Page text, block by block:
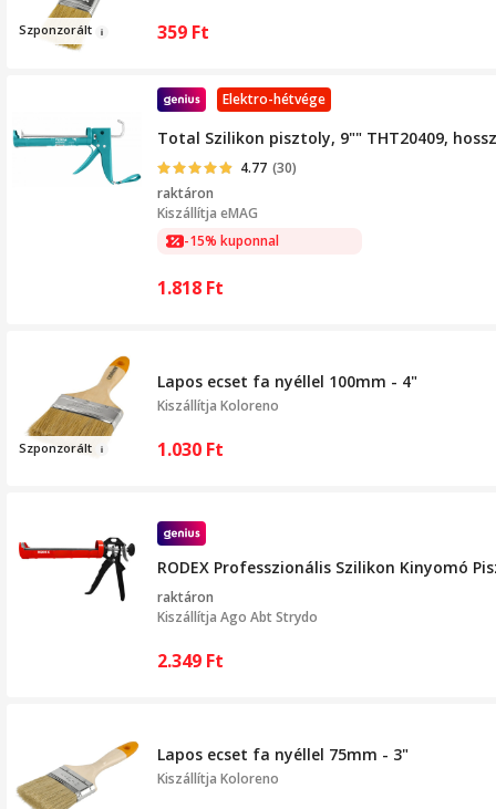
Szponzorált 359 Ft
Elektro-hétvége
Total Szilikon pisztoly, 9"" THT20409,
4.77 (30)
raktáron
Kiszállítja eMAG
-15% kuponnal
1.818 Ft
Szponzorált
Lapos ecset fa nyéllel 100mm - 4"
Kiszállítja Koloreno
1.030 Ft
RODEX Professzionális Szilikon Kinyomó
raktáron
Kiszállítja Ago Abt Strydo
2.349 Ft
Lapos ecset fa nyéllel 75mm - 3"
Kiszállítja Koloreno